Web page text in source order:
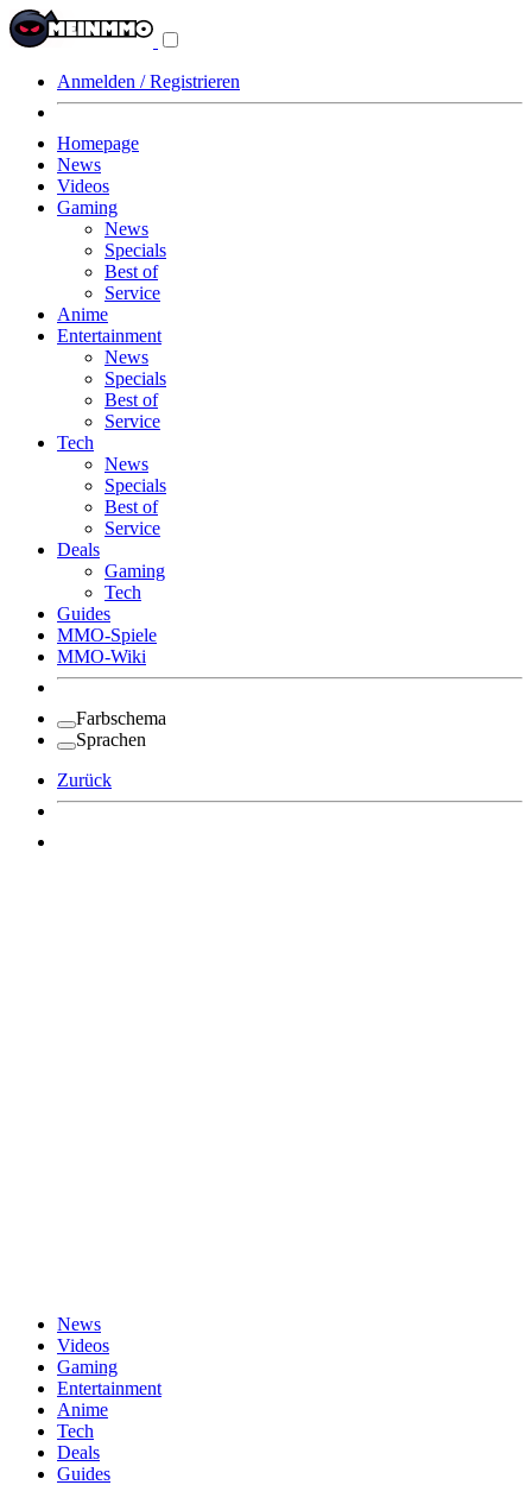
Anmelden / Registrieren
Homepage
News
Videos
Gaming
News
Specials
Best of
Service
Anime
Entertainment
News
Specials
Best of
Service
Tech
News
Specials
Best of
Service
Deals
Gaming
Tech
Guides
MMO-Spiele
MMO-Wiki
Farbschema
Sprachen
Zurück
News
Videos
Gaming
Entertainment
Anime
Tech
Deals
Guides